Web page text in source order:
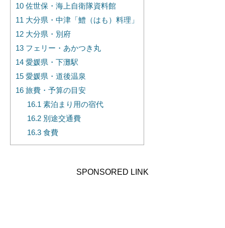
10 佐世保・海上自衛隊資料館
11 大分県・中津「鱧（はも）料理」
12 大分県・別府
13 フェリー・あかつき丸
14 愛媛県・下灘駅
15 愛媛県・道後温泉
16 旅費・予算の目安
16.1 素泊まり用の宿代
16.2別途交通費
16.3食費
SPONSORED LINK